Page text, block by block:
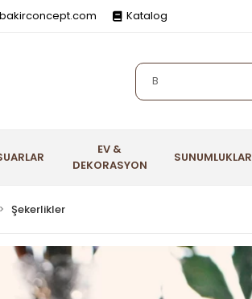
Katalog
EV &
DEKORASYON
SUNUMLUKLAR
Şekerlikler